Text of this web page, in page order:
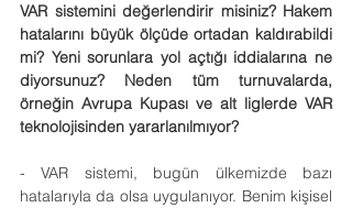
VAR sistemini değerlendirir misiniz? Hakem
hatalarını büyük ölçüde ortadan kaldırabildi
mi? Yeni sorunlara yol açtığı iddialarına ne
diyorsunuz? Neden tüm turnuvalarda,
örneğin Avrupa Kupası ve alt liglerde VAR
teknolojisinden yararlanılmıyor?
- VAR sistemi, bugün ülkemizde bazı
hatalarıyla da olsa uygulanıyor. Benim kişisel